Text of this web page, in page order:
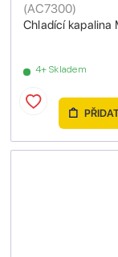
Chladící kapalina
(AC7300)
4+ Skladem